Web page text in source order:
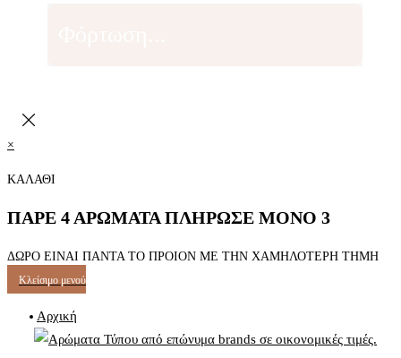
×
ΚΑΛΑΘΙ
ΠΑΡΕ 4 ΑΡΩΜΑΤΑ ΠΛΗΡΩΣΕ ΜΟΝΟ 3
ΔΩΡΟ ΕΙΝΑΙ ΠΑΝΤΑ ΤΟ ΠΡΟΙΟΝ ΜΕ ΤΗΝ ΧΑΜΗΛΟΤΕΡΗ ΤΗΜΗ
Κλείσιμο μενού
Αρχική